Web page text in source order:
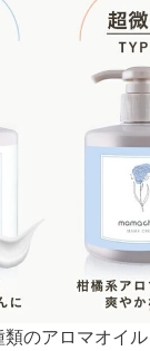
のアロマオイ